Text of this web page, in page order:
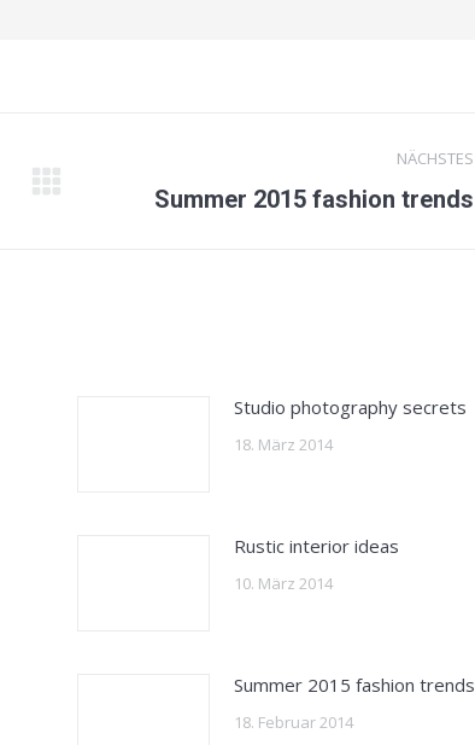
NÄCHSTES
NächsterSummer 2015 fashion trends
Studio photography secrets
18. März 2014
Rustic interior ideas
10. März 2014
Summer 2015 fashion trends
18. Februar 2014